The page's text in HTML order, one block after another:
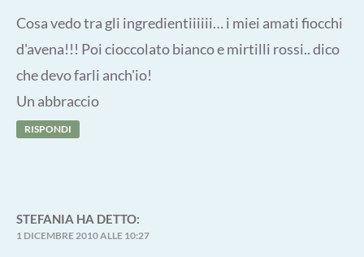
Cosa vedo tra gli ingredientiiiiii… i miei amati fiocchi
d'avena!!! Poi cioccolato bianco e mirtilli rossi.. dico
che devo farli anch'io!
Un abbraccio
RISPONDI
STEFANIA HA DETTO:
1 DICEMBRE 2010 ALLE 10:27